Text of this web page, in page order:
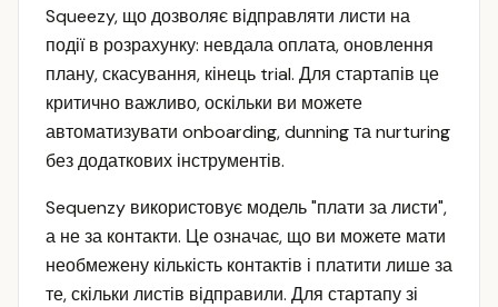
Squeezy, що дозволяє відправляти листи на
події в розрахунку: невдала оплата, оновлення
плану, скасування, кінець trial. Для стартапів це
критично важливо, оскільки ви можете
автоматизувати onboarding, dunning та nurturing
без додаткових інструментів.
Sequenzy використовує модель "плати за листи",
а не за контакти. Це означає, що ви можете мати
необмежену кількість контактів і платити лише за
те, скільки листів відправили. Для стартапу зі